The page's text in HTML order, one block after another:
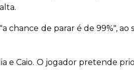
chance de parar é de 99%",
e Caio. O jogador pretende